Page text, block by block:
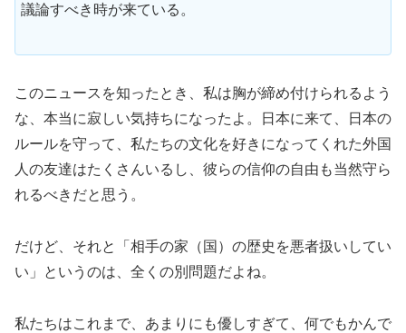
議論すべき時が来ている。
このニュースを知ったとき、私は胸が締め付けられるよう
な、本当に寂しい気持ちになったよ。日本に来て、日本の
ルールを守って、私たちの文化を好きになってくれた外国
人の友達はたくさんいるし、彼らの信仰の自由も当然守ら
れるべきだと思う。
だけど、それと「相手の家（国）の歴史を悪者扱いしてい
い」というのは、全くの別問題だよね。
私たちはこれまで、あまりにも優しすぎて、何でもかんで